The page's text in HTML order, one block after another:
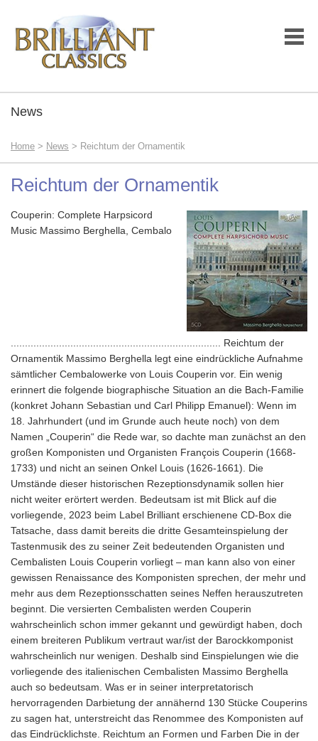
News
Home > News > Reichtum der Ornamentik
Reichtum der Ornamentik
Couperin: Complete Harpsicord
Music Massimo Berghella, Cembalo
.......................................................................... Reichtum der
Ornamentik Massimo Berghella legt eine eindrückliche Aufnahme
sämtlicher Cembalowerke von Louis Couperin vor. Ein wenig
erinnert die folgende biographische Situation an die Bach-Familie
(konkret Johann Sebastian und Carl Philipp Emanuel): Wenn im
18. Jahrhundert (und im Grunde auch heute noch) von dem
Namen „Couperin“ die Rede war, so dachte man zunächst an den
großen Komponisten und Organisten François Couperin (1668-
1733) und nicht an seinen Onkel Louis (1626-1661). Die
Umstände dieser historischen Rezeptionsdynamik sollen hier
nicht weiter erörtert werden. Bedeutsam ist mit Blick auf die
vorliegende, 2023 beim Label Brilliant erschienene CD-Box die
Tatsache, dass damit bereits die dritte Gesamteinspielung der
Tastenmusik des zu seiner Zeit bedeutenden Organisten und
Cembalisten Louis Couperin vorliegt – man kann also von einer
gewissen Renaissance des Komponisten sprechen, der mehr und
mehr aus dem Rezeptionsschatten seines Neffen herauszutreten
beginnt. Die versierten Cembalisten werden Couperin
wahrscheinlich schon immer gekannt und gewürdigt haben, doch
einem breiteren Publikum vertraut war/ist der Barockkomponist
wahrscheinlich nur wenigen. Deshalb sind Einspielungen wie die
vorliegende des italienischen Cembalisten Massimo Berghella
auch so bedeutsam. Was er in seiner interpretatorisch
hervorragenden Darbietung der annähernd 130 Stücke Couperins
zu sagen hat, unterstreicht das Renommee des Komponisten auf
das Eindrücklichste. Reichtum an Formen und Farben Die in der